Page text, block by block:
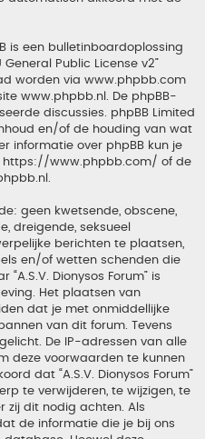
is een bulletinboardoplossing
General Public License v2”
worden via www.phpbb.com
www.phpbb.nl . De phpBB-
discussies. phpBB Limited
en/of de houding van wat
informatie over phpBB kun je
https://www.phpbb.com/ of de
geen kwetsende, obscene,
dreigende, seksueel
berichten te plaatsen,
en/of wetten schenden die
Dionysos Forum” is
Het plaatsen van
dat je met onmiddellijke
van dit forum. Tevens
De IP-adressen van alle
deze voorwaarden te kunnen
dat “A.S.V. Dionysos Forum”
te verwijderen, te wijzigen, te
zij dit nodig achten. Als
de informatie die je bij ons